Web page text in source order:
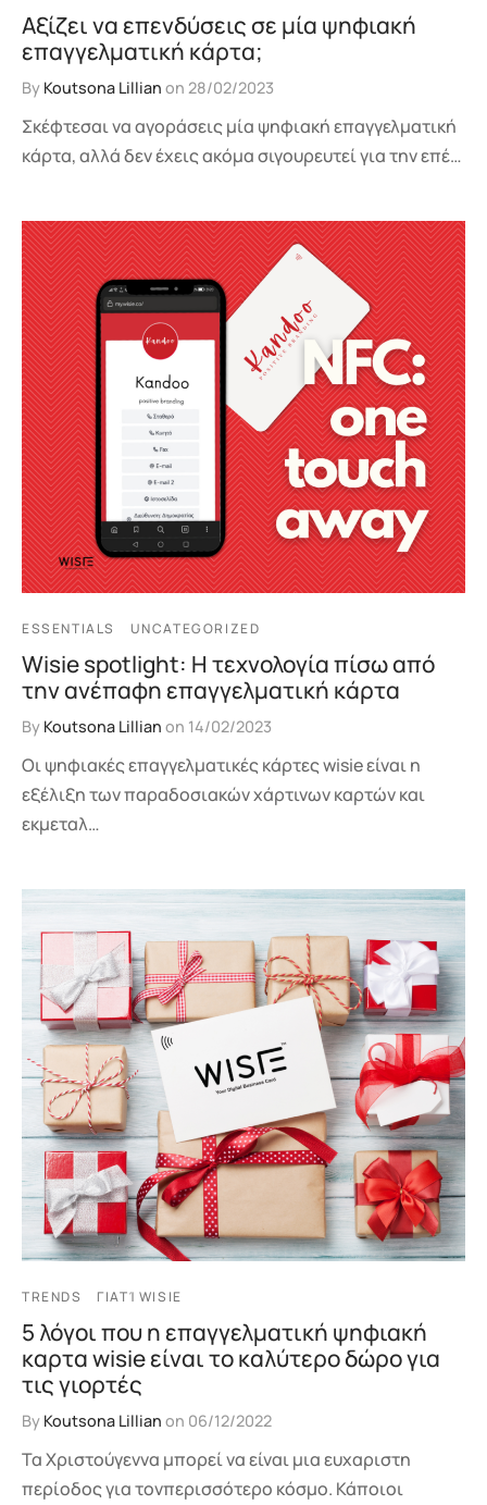
Αξίζει να επενδύσεις σε μία ψηφιακή
επαγγελματική κάρτα;
By Koutsona Lillian on 28/02/2023
Σκέφτεσαι να αγοράσεις μία ψηφιακή επαγγελματική
κάρτα, αλλά δεν έχεις ακόμα σιγουρευτεί για την επέ…
ESSENTIALS UNCATEGORIZED
Wisie spotlight: Η τεχνολογία πίσω από
την ανέπαφη επαγγελματική κάρτα
By Koutsona Lillian on 14/02/2023
Οι ψηφιακές επαγγελματικές κάρτες wisie είναι η
εξέλιξη των παραδοσιακών χάρτινων καρτών και
εκμεταλ…
TRENDS ΓΙΑΤΊ WISIE
5 λόγοι που η επαγγελματική ψηφιακή
καρτα wisie είναι το καλύτερο δώρο για
τις γιορτές
By Koutsona Lillian on 06/12/2022
Τα Χριστούγεννα μπορεί να είναι μια ευχαριστη
περίοδος για τονπερισσότερο κόσμο. Κάποιοι